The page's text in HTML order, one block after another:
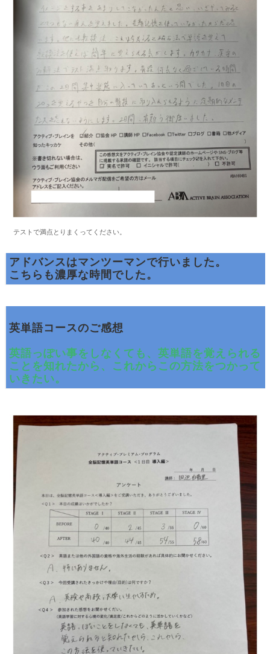
テストで満点とりまくってください。
アドバンスはマンツーマンで行いました。
こちらも濃厚な時間でした。
英単語コースのご感想
英語っぽい事をしなくても、英単語を覚えられる
ことを知れたから、これからこの方法をつかって
いきたい。